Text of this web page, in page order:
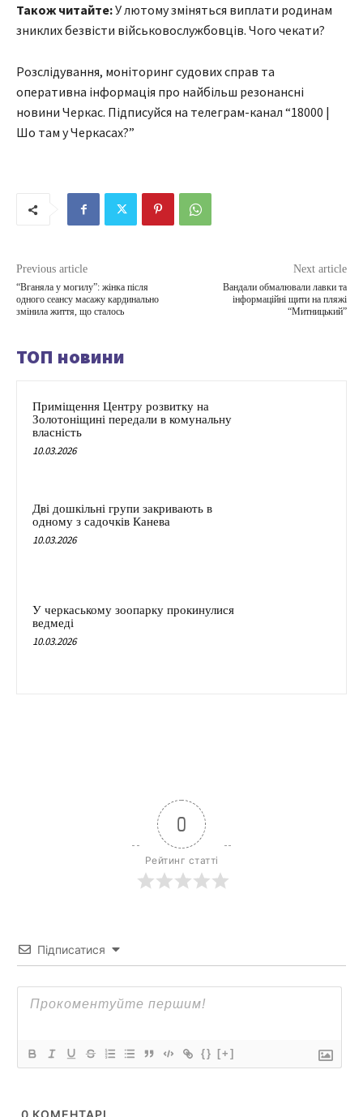
Також читайте:У лютому зміняться виплати родинам
зниклих безвісти військовослужбовців. Чого чекати?
Розслідування, моніторинг судових справ та
оперативна інформація про найбільш резонансні
новини Черкас. Підписуйся на телеграм-канал “18000 |
Шо там у Черкасах?”
Previous article
“Вганяла у могилу”: жінка після
одного сеансу масажу кардинально
змінила життя, що сталось
Next article
Вандали обмалювали лавки та
інформаційні щити на пляжі
“Митницький”
ТОП новини
Приміщення Центру розвитку на
Золотоніщині передали в комунальну
власність
10.03.2026
Дві дошкільні групи закривають в
одному з садочків Канева
10.03.2026
У черкаському зоопарку прокинулися
ведмеді
10.03.2026
0
Рейтинг статті
Підписатися
{} [+]
0 КОМЕНТАРІ